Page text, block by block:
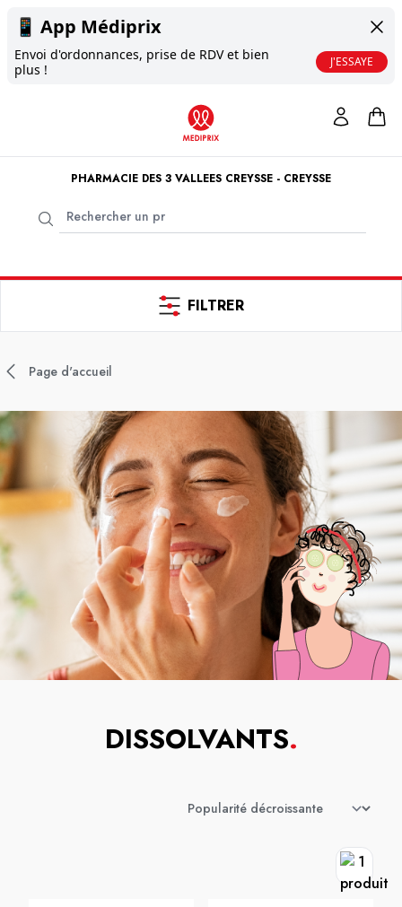
📱 App Médiprix
Envoi d'ordonnances, prise de RDV et bien
plus !
J'ESSAYE
PHARMACIE DES 3 VALLEES CREYSSE - CREYSSE
FILTRER
Page d'accueil
DISSOLVANTS.